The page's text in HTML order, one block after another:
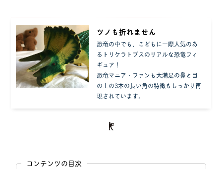
ツノも折れません
恐竜の中でも、こどもに一際人気のあ
るトリケラトプスのリアルな恐竜フィ
ギュア！
恐竜マニア・ファンも大満足の鼻と目
の上の3本の長い角の特徴もしっかり再
現されています。
コンテンツの目次